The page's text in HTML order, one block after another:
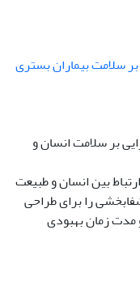
بر سلامت انسان و
بین انسان و طبیعت
را برای طراحی
مدت زمان بهبودی